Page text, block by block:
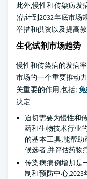
此外,慢性和传染病发
(估计到2032年底市场
举措和供资以及提高
生化试剂市场趋势
慢性和传染病的发病
市场的一个重要推动
关重要的作用,包括:
决定
迫切需要为慢性和
药和生物技术行业
的基本工具,能帮
候选者,并评估药物
传染病病例增加是
制和预防中心,2023